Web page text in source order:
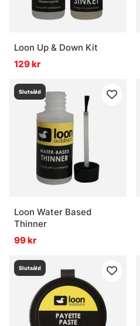
Loon Up & Down Kit
129 kr
Slutsåld
Loon Water Based
Thinner
99 kr
Slutsåld